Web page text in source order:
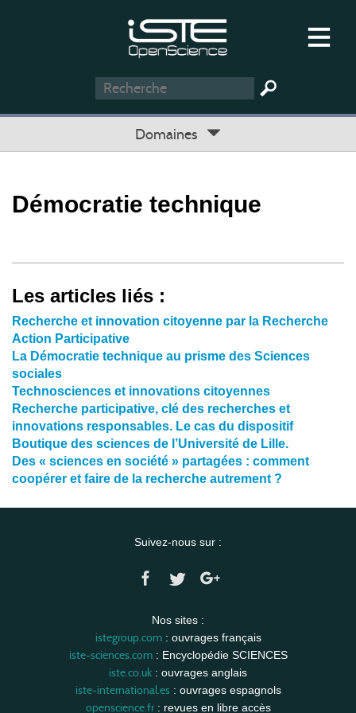
Domaines
Démocratie technique
Les articles liés :
Recherche et innovation citoyenne par la Recherche
Action Participative
La Démocratie technique au prisme des Sciences
sociales
Technosciences et innovations citoyennes
Recherche participative, clé des recherches et
innovations responsables. Le cas du dispositif
Boutique des sciences de l’Université de Lille.
Des « sciences en société » partagées : comment
coopérer et faire de la recherche autrement ?
Suivez-nous sur :
Nos sites :
istegroup.com: ouvrages français
iste-sciences.com: Encyclopédie SCIENCES
iste.co.uk : ouvrages anglais
iste-international.es: ouvrages espagnols
openscience.fr: revues en libre accès